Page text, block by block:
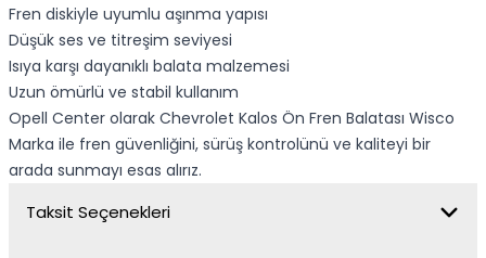
Fren diskiyle uyumlu aşınma yapısı
Düşük ses ve titreşim seviyesi
Isıya karşı dayanıklı balata malzemesi
Uzun ömürlü ve stabil kullanım
Opell Center olarak Chevrolet Kalos Ön Fren Balatası Wisco
Marka ile fren güvenliğini, sürüş kontrolünü ve kaliteyi bir
arada sunmayı esas alırız.
Taksit Seçenekleri